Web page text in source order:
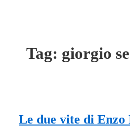
Tag: giorgio
Le due vite di Enzo